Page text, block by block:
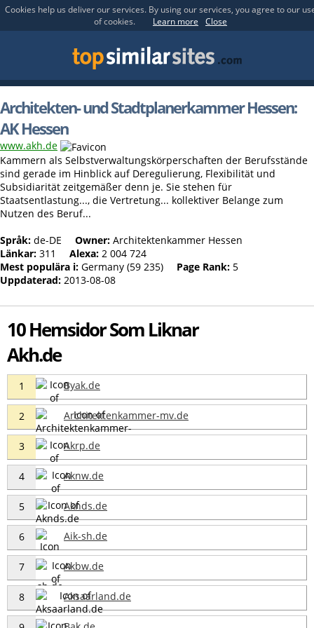
Cookies help us deliver our services. By using our services, you agree to our
of cookies.
Learn more Close
Architekten- und Stadtplanerkammer Hessen:
AK Hessen
www.akh.de
Kammern als Selbstverwaltungskörperschaften der Berufsstände
sind gerade im Hinblick auf Deregulierung, Flexibilität und
Subsidiarität zeitgemäßer denn je. Sie stehen für
Staatsentlastung..., die Vertretung... kollektiver Belange zum
Nutzen des Beruf...
Språk: de-DE Owner: Architektenkammer Hessen
Länkar: 311 Alexa: 2 004 724
Mest populära i: Germany (59 235) Page Rank: 5
Uppdaterad: 2013-08-08
10 Hemsidor Som Liknar
Akh.de
1 Byak.de
2 Architektenkammer-mv.de
3 Akrp.de
4 Aknw.de
5 Aknds.de
6 Aik-sh.de
7 Akbw.de
8 Aksaarland.de